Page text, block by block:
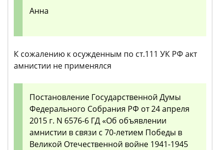
Анна
К сожалению к осужденным по ст.111 УК РФ акт
амнистии не применялся
Постановление Государственной Думы
Федерального Собрания РФ от 24 апреля
2015 г. N 6576-6 ГД «Об объявлении
амнистии в связи с 70-летием Победы в
Великой Отечественной войне 1941-1945